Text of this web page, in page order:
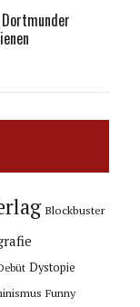
Blockbuster
Dystopie
Funny